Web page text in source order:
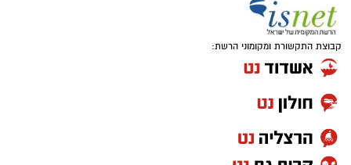
קבוצת התקשורת ומקומוני הרשת: